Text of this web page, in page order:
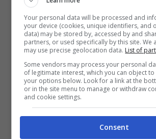
Villa olímpica y
vehículos
Además, elpueblo donde se
de losJuegos Olímpicosde Tokio
caracteriza por una fuerte
construido conmaderas
bosques sostenibles, donadas
diferentes municipios japoneses
mismas serán devuelta al final del
Your personal data will be processed and
your device (cookies, unique identifiers, and
data) may be stored by, accessed by and
partners, or used specifically by this site. We
may use precise geolocation data. List of
Some vendors may process your personal
of legitimate interest, which you can object
your options below. Look for a link at the
or in the site menu to manage or withdraw
and cookie settings.
Consent